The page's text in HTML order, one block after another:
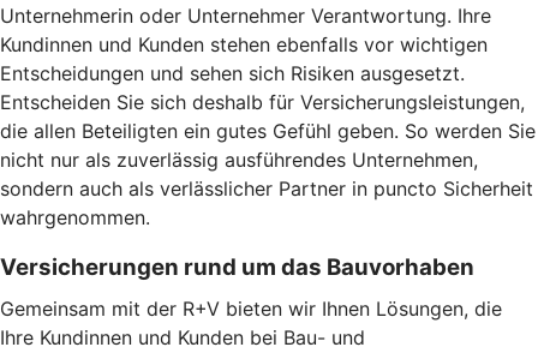
Unternehmerin oder Unternehmer Verantwortung. Ihre
Kundinnen und Kunden stehen ebenfalls vor wichtigen
Entscheidungen und sehen sich Risiken ausgesetzt.
Entscheiden Sie sich deshalb für Versicherungsleistungen,
die allen Beteiligten ein gutes Gefühl geben. So werden Sie
nicht nur als zuverlässig ausführendes Unternehmen,
sondern auch als verlässlicher Partner in puncto Sicherheit
wahrgenommen.
Versicherungen rund um das Bauvorhaben
Gemeinsam mit der R+V bieten wir Ihnen Lösungen, die
Ihre Kundinnen und Kunden bei Bau- und